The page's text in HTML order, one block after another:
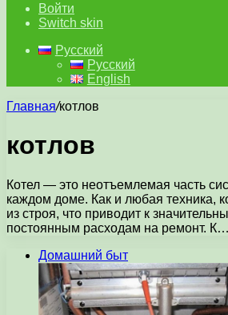
Войти
Switch skin
Русский
Русский
English
Главная/котлов
котлов
Котел — это неотъемлемая часть
каждом доме. Как и любая техника,
из строя, что приводит к
постоянным расходам на ремонт. К…
Домашний быт